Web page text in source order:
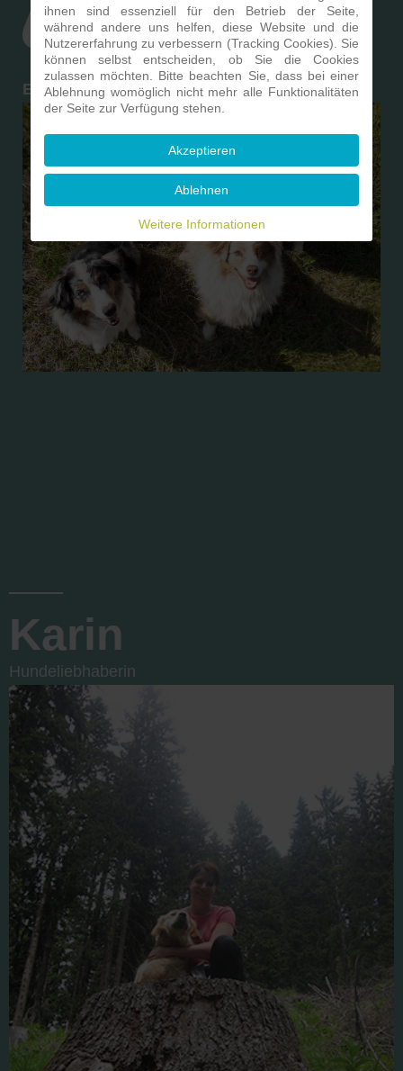
Ein Hund ist ein Herz auf vier Pfoten
Karin
Hundeliebhaberin
ihnen sind essenziell für den Betrieb der Seite,
während andere uns helfen, diese Website und die
Nutzererfahrung zu verbessern (Tracking Cookies). Sie
können selbst entscheiden, ob Sie die Cookies
zulassen möchten. Bitte beachten Sie, dass bei einer
Ablehnung womöglich nicht mehr alle Funktionalitäten
der Seite zur Verfügung stehen.
Akzeptieren
Ablehnen
Weitere Informationen